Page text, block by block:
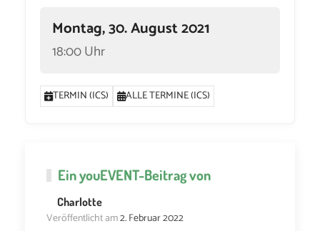
Montag, 30. August 2021
18:00 Uhr
TERMIN (ICS) ALLE TERMINE (ICS)
EinyouEVENT-Beitrag von
Charlotte
Veröffentlicht am2. Februar 2022